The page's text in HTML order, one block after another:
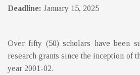
Deadline: January 15, 2025
Over fifty (50) scholars have been
research grants since the inception of
year 2001-02.